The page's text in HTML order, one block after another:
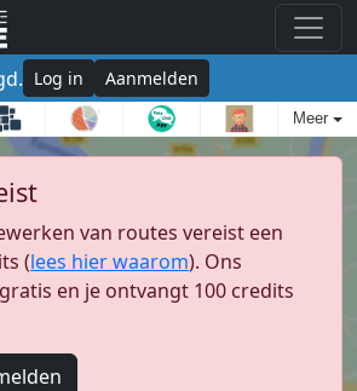
Log in Aanmelden
Meer
van routes vereist een
(lees hier waarom). Ons
en je ontvangt 100 credits